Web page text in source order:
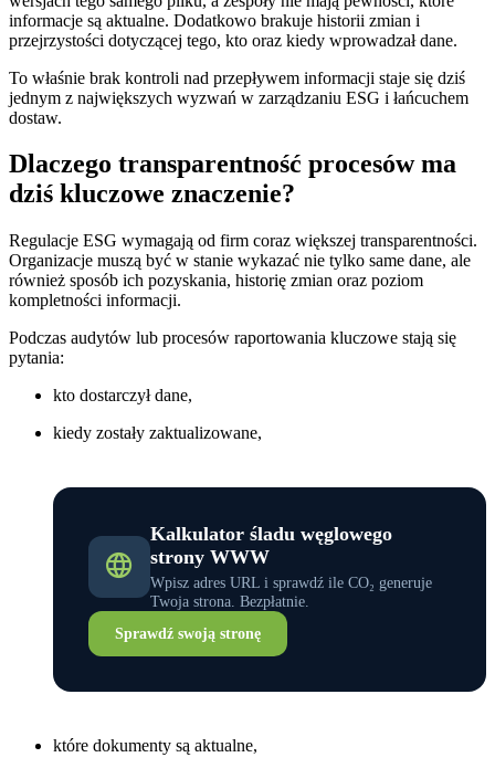
informacje są aktualne. Dodatkowo brakuje historii zmian i
przejrzystości dotyczącej tego, kto oraz kiedy wprowadzał dane.
To właśnie brak kontroli nad przepływem informacji staje się dziś
jednym z największych wyzwań w zarządzaniu ESG i łańcuchem
dostaw.
Dlaczego transparentność procesów ma
dziś kluczowe znaczenie?
Regulacje ESG wymagają od firm coraz większej transparentności.
Organizacje muszą być w stanie wykazać nie tylko same dane, ale
również sposób ich pozyskania, historię zmian oraz poziom
kompletności informacji.
Podczas audytów lub procesów raportowania kluczowe stają się
pytania:
kto dostarczył dane,
kiedy zostały zaktualizowane,
Kalkulator śladu węglowego
strony WWW
Wpisz adres URL i sprawdź ile CO₂ generuje
Twoja strona. Bezpłatnie.
Sprawdź swoją stronę
które dokumenty są aktualne,